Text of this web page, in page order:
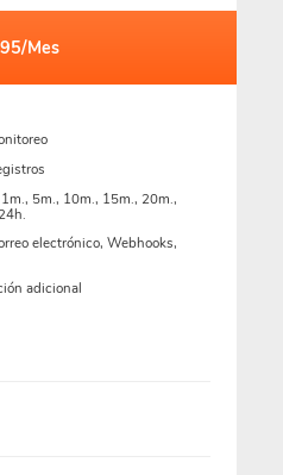
Mes
5m., 10m., 15m., 20m.,
electrónico, Webhooks,
adicional